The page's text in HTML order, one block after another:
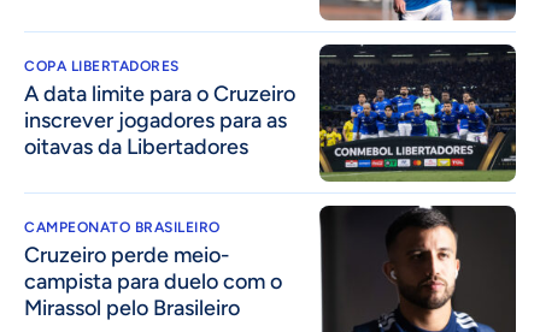
COPA LIBERTADORES
A data limite para o Cruzeiro
inscrever jogadores para as
oitavas da Libertadores
CAMPEONATO BRASILEIRO
Cruzeiro perde meio-
campista para duelo com o
Mirassol pelo Brasileiro